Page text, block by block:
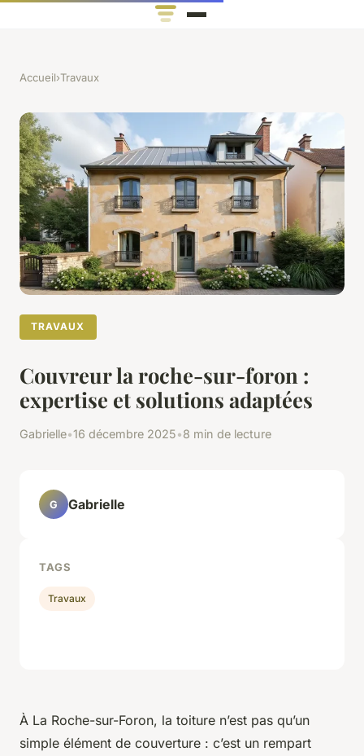
Accueil›Travaux
TRAVAUX
Couvreur la roche-sur-foron :
expertise et solutions adaptées
Gabrielle•16 décembre 2025•8 min de lecture
À La Roche-sur-Foron, la toiture n’est pas qu’un
simple élément de couverture : c’est un rempart
G Gabrielle
TAGS
Travaux